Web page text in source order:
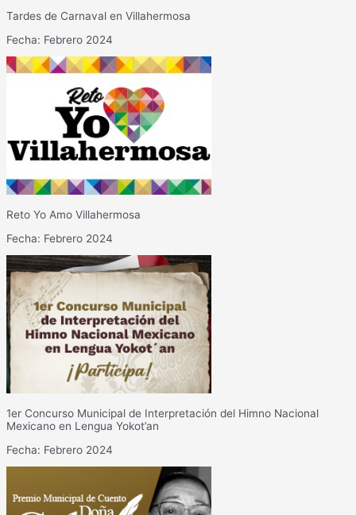
Tardes de Carnaval en Villahermosa
Fecha: Febrero 2024
Reto Yo Amo Villahermosa
Fecha: Febrero 2024
1er Concurso Municipal de Interpretación del Himno Nacional
Mexicano en Lengua Yokot’an
Fecha: Febrero 2024